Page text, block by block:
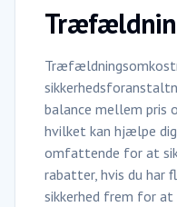
balance mellem pris
hvilket kan hjælpe
omfattende for at
rabatter, hvis du har
sikkerhed frem for